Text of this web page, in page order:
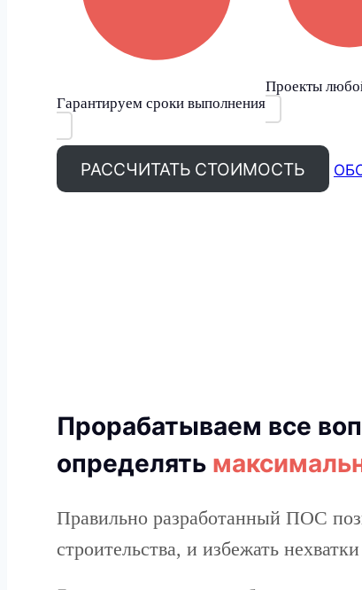
Гарантируем сроки выполнения
Проекты
РАССЧИТАТЬ СТОИМОСТЬ
Прорабатываем все
определять
Правильно разработанный ПОС
строительства, и избежать